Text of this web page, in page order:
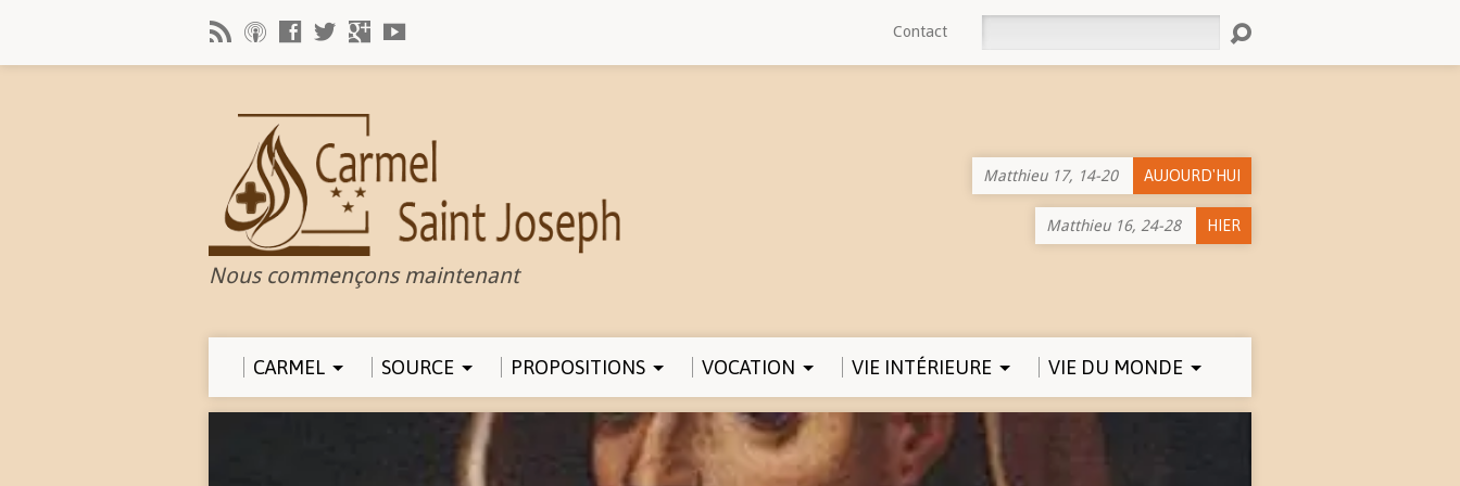
Contact
Nous commençons maintenant
Matthieu 17, 14-20 AUJOURD'HUI
Matthieu 16, 24-28 HIER
CARMEL SOURCE PROPOSITIONS VOCATION VIE INTÉRIEURE VIE DU MONDE